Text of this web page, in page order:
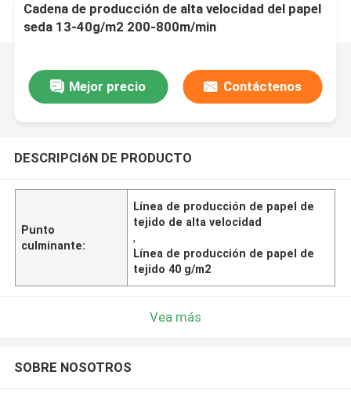
Cadena de producción de alta velocidad del papel
seda 13-40g/m2 200-800m/min
Mejor precio Contáctenos
DESCRIPCIóN DE PRODUCTO
Punto
culminante:
Línea de producción de papel de
tejido de alta velocidad
,
Línea de producción de papel de
tejido 40 g/m2
Vea más
SOBRE NOSOTROS